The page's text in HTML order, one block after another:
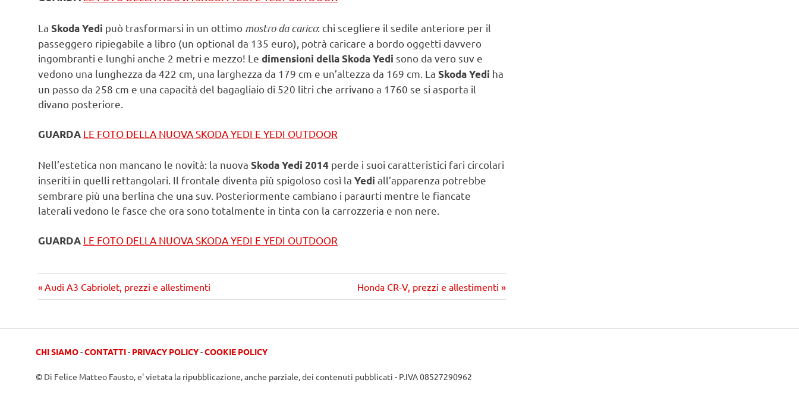
La Skoda Yedi può trasformarsi in un ottimo mostro da carico: chi scegliere il sedile anteriore per il
passeggero ripiegabile a libro (un optional da 135 euro), potrà caricare a bordo oggetti davvero
ingombranti e lunghi anche 2 metri e mezzo! Le dimensioni della Skoda Yedi sono da vero suv e
vedono una lunghezza da 422 cm, una larghezza da 179 cm e un’altezza da 169 cm. La Skoda Yedi ha
un passo da 258 cm e una capacità del bagagliaio di 520 litri che arrivano a 1760 se si asporta il
divano posteriore.
GUARDA LE FOTO DELLA NUOVA SKODA YEDI E YEDI OUTDOOR
Nell’estetica non mancano le novità: la nuova Skoda Yedi 2014 perde i suoi caratteristici fari circolari
inseriti in quelli rettangolari. Il frontale diventa più spigoloso così la Yedi all’apparenza potrebbe
sembrare più una berlina che una suv. Posteriormente cambiano i paraurti mentre le fiancate
laterali vedono le fasce che ora sono totalmente in tinta con la carrozzeria e non nere.
GUARDA LE FOTO DELLA NUOVA SKODA YEDI E YEDI OUTDOOR
Navigazione
Precedente
articolo:
Audi A3 Cabriolet, prezzi e allestimenti
Prossimo
articolo
Honda CR-V, prezzi e allestimenti
CHI SIAMO-CONTATTI- PRIVACY POLICY-COOKIE POLICY
© Di Felice Matteo Fausto, e' vietata la ripubblicazione, anche parziale, dei contenuti pubblicati - P.IVA 08527290962